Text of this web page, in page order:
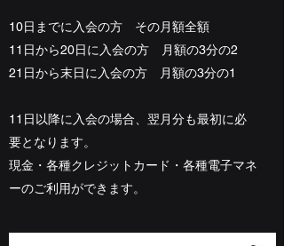
10日までに入会の方 その月額全額
11日から20日に入会の方 月額の3分の2
​21日から末日に入会の方 月額の3分の1
​11日以降に入会の場合、翌月分も最初に必
要となります。
​現金・各種クレジットカード・各種電子マネ
ーのご利用ができます。